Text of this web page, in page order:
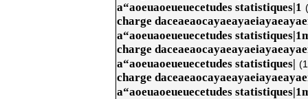
a“aoeuaoeueuecetudes statistiques|1
charge
a“aoeuaoeueuecetudes
charge
a“aoeuaoeueuecetudes statistiques|
charge
a“aoeuaoeueuecetudes